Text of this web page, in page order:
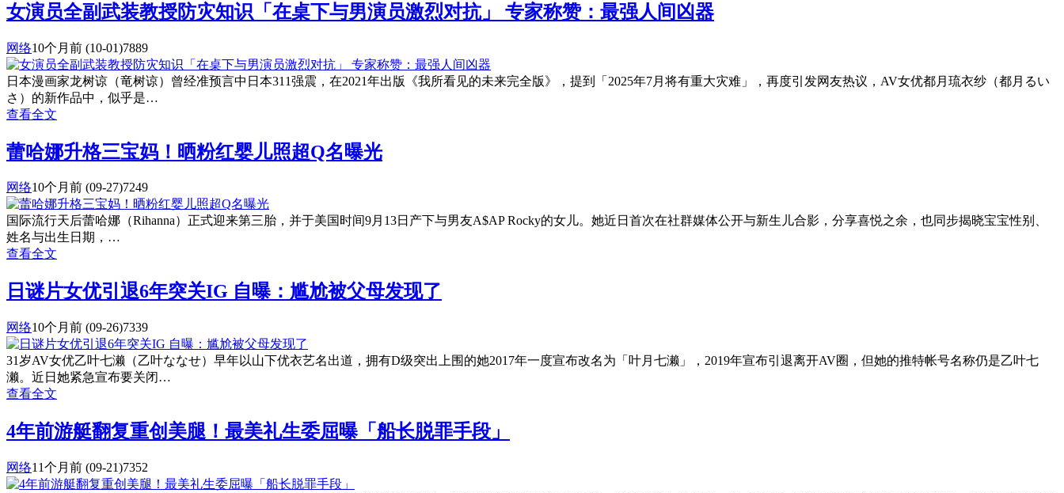
女演员全副武装教授防灾知识「在桌下与男演员激烈对抗」 专家称赞：最强人间凶器
网络10个月前 (10-01)7889
日本漫画家龙树谅（竜树谅）曾经准预言中日本311强震，在2021年出版《我所看见的未来完全版》，提到「2025年7月将有重大灾难」，再度引发网友热议，AV女优都月琉衣纱（都月るい
さ）的新作品中，似乎是…
查看全文
蕾哈娜升格三宝妈！晒粉红婴儿照超Q名曝光
网络10个月前 (09-27)7249
国际流行天后蕾哈娜（Rihanna）正式迎来第三胎，并于美国时间9月13日产下与男友A$AP Rocky的女儿。她近日首次在社群媒体公开与新生儿合影，分享喜悦之余，也同步揭晓宝宝性别、
姓名与出生日期，…
查看全文
日谜片女优引退6年突关IG 自曝：尴尬被父母发现了
网络10个月前 (09-26)7339
31岁AV女优乙叶七濑（乙叶ななせ）早年以山下优衣艺名出道，拥有D级突出上围的她2017年一度宣布改名为「叶月七濑」，2019年宣布引退离开AV圈，但她的推特帐号名称仍是乙叶七
濑。近日她紧急宣布要关闭…
查看全文
4年前游艇翻复重创美腿！最美礼生委屈曝「船长脱罪手段」
网络11个月前 (09-21)7352